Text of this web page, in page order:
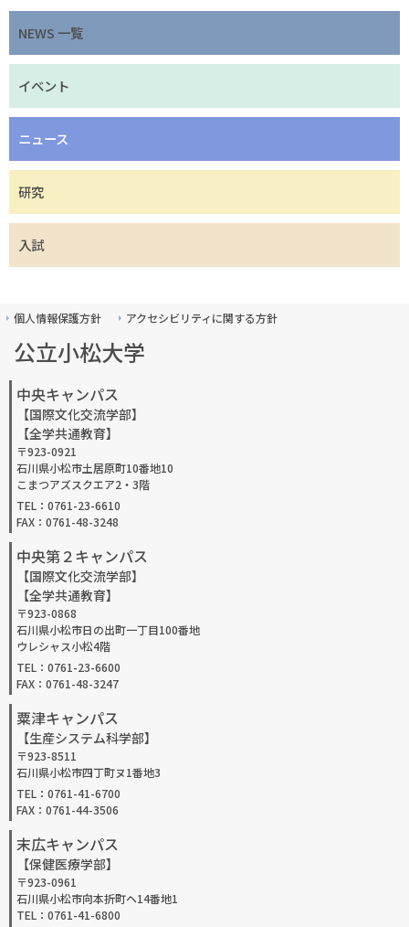
NEWS 一覧
イベント
ニュース
研究
入試
個人情報保護方針 アクセシビリティに関する方針
公立小松大学
中央キャンパス
【国際文化交流学部】
【全学共通教育】
〒923-0921
石川県小松市土居原町10番地10
こまつアズスクエア2・3階
TEL：0761-23-6610
FAX：0761-48-3248
中央第２キャンパス
【国際文化交流学部】
【全学共通教育】
〒923-0868
石川県小松市日の出町一丁目100番地
ウレシャス小松4階
TEL：0761-23-6600
FAX：0761-48-3247
粟津キャンパス
【生産システム科学部】
〒923-8511
石川県小松市四丁町ヌ1番地3
TEL：0761-41-6700
FAX：0761-44-3506
末広キャンパス
【保健医療学部】
〒923-0961
石川県小松市向本折町ヘ14番地1
TEL：0761-41-6800